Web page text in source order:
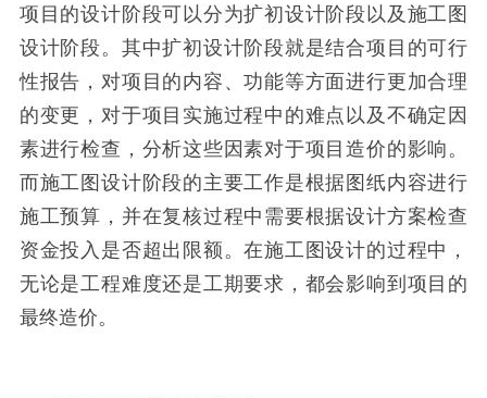
项目的设计阶段可以分为扩初设计阶段以及施工图
设计阶段。其中扩初设计阶段就是结合项目的可行
性报告，对项目的内容、功能等方面进行更加合理
的变更，对于项目实施过程中的难点以及不确定因
素进行检查，分析这些因素对于项目造价的影响。
而施工图设计阶段的主要工作是根据图纸内容进行
施工预算，并在复核过程中需要根据设计方案检查
资金投入是否超出限额。在施工图设计的过程中，
无论是工程难度还是工期要求，都会影响到项目的
最终造价。